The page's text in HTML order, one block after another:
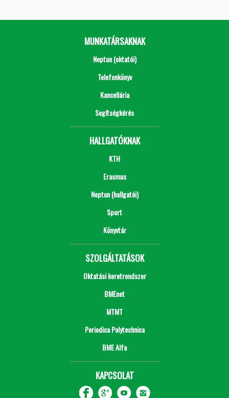
MUNKATÁRSAKNAK
Neptun (oktatói)
Telefonkönyv
Kancellária
Segítségkérés
HALLGATÓKNAK
KTH
Erasmus
Neptun (hallgatói)
Sport
Könyvtár
SZOLGÁLTATÁSOK
Oktatási keretrendszer
BMEnet
MTMT
Periodica Polytechnica
BME Alfa
KAPCSOLAT